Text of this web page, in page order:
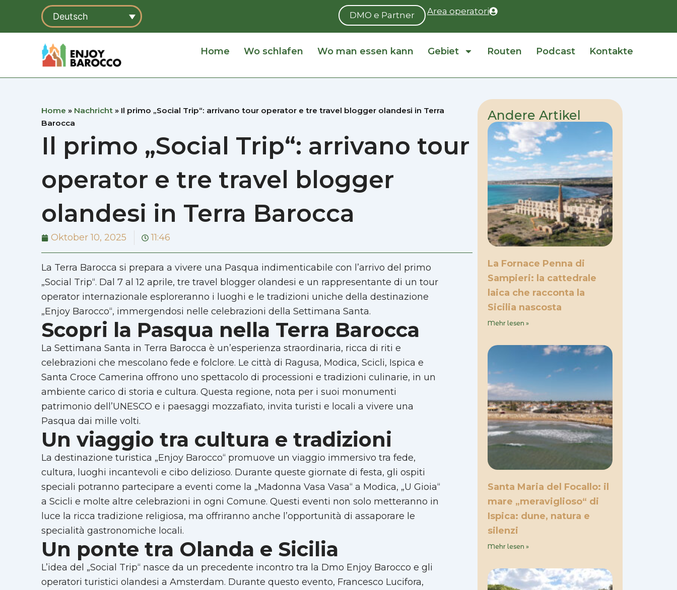
springen
Deutsch DMO e Partner Area operatori
Home Wo schlafen Wo man essen kann Gebiet Routen Podcast Kontakte
Home » Nachricht » Il primo „Social Trip“: arrivano tour operator e tre travel blogger olandesi in Terra
Barocca
Il primo „Social Trip“: arrivano tour
operator e tre travel blogger
olandesi in Terra Barocca
Oktober 10, 2025 11:46
La Terra Barocca si prepara a vivere una Pasqua indimenticabile con l’arrivo del primo
„Social Trip“. Dal 7 al 12 aprile, tre travel blogger olandesi e un rappresentante di un tour
operator internazionale esploreranno i luoghi e le tradizioni uniche della destinazione
„Enjoy Barocco“, immergendosi nelle celebrazioni della Settimana Santa.
Scopri la Pasqua nella Terra Barocca
La Settimana Santa in Terra Barocca è un’esperienza straordinaria, ricca di riti e
celebrazioni che mescolano fede e folclore. Le città di Ragusa, Modica, Scicli, Ispica e
Santa Croce Camerina offrono uno spettacolo di processioni e tradizioni culinarie, in un
ambiente carico di storia e cultura. Questa regione, nota per i suoi monumenti
patrimonio dell’UNESCO e i paesaggi mozzafiato, invita turisti e locali a vivere una
Pasqua dai mille volti.
Un viaggio tra cultura e tradizioni
La destinazione turistica „Enjoy Barocco“ promuove un viaggio immersivo tra fede,
cultura, luoghi incantevoli e cibo delizioso. Durante queste giornate di festa, gli ospiti
speciali potranno partecipare a eventi come la „Madonna Vasa Vasa“ a Modica, „U Gioia“
a Scicli e molte altre celebrazioni in ogni Comune. Questi eventi non solo metteranno in
luce la ricca tradizione religiosa, ma offriranno anche l’opportunità di assaporare le
specialità gastronomiche locali.
Un ponte tra Olanda e Sicilia
L’idea del „Social Trip“ nasce da un precedente incontro tra la Dmo Enjoy Barocco e gli
operatori turistici olandesi a Amsterdam. Durante questo evento, Francesco Lucifora,
Andere Artikel
La Fornace Penna di
Sampieri: la cattedrale
laica che racconta la
Sicilia nascosta
Mehr lesen »
Santa Maria del Focallo: il
mare „meraviglioso“ di
Ispica: dune, natura e
silenzi
Mehr lesen »